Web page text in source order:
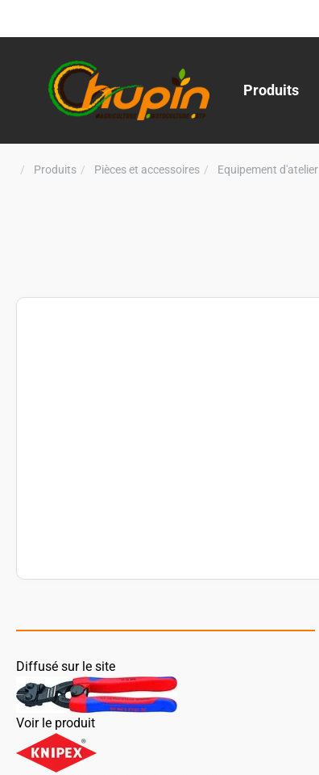
Produits
Produits Pièces et accessoires Equipement d'atelier
Diffusé sur le site
Voir le produit